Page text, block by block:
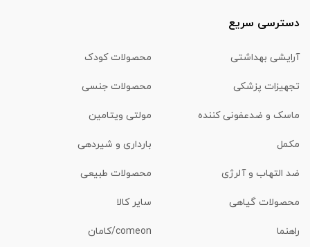
دسترسی سریع
آرایشی بهداشتی محصولات کودک
تجهیزات پزشکی محصولات جنسی
ماسک و ضدعفونی کننده مولتی ویتامین
مکمل بارداری و شیردهی
ضد التهاب و آلرژی محصولات طبیعی
محصولات گیاهی سایر کالا
راهنما comeon/کامان